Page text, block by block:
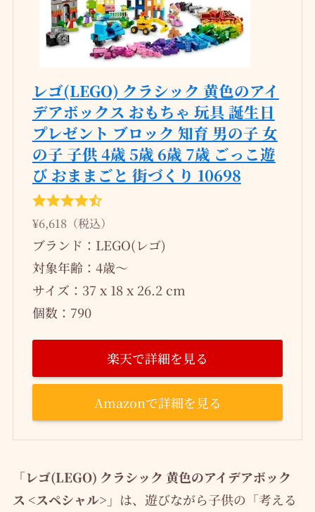
レゴ(LEGO) クラシック 黄色のアイ
デアボックス おもちゃ 玩具 誕生日
プレゼント ブロック 知育 男の子 女
の子 子供 4歳 5歳 6歳 7歳 ごっこ遊
び おままごと 街づくり 10698
¥6,618（税込）
ブランド：LEGO(レゴ)
対象年齢：4歳〜
サイズ：37 x 18 x 26.2 cm
個数：790
楽天で詳細を見る
Amazonで詳細を見る
「レゴ(LEGO) クラシック 黄色のアイデアボック
ス <スペシャル>」 は、遊びながら子供の「考える